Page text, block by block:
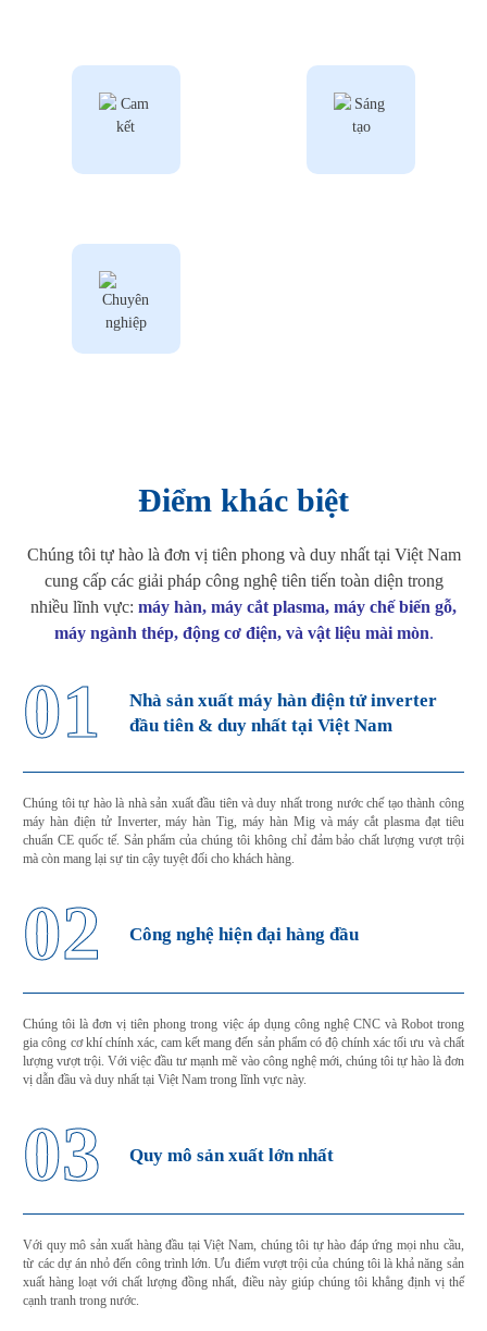
Điểm khác biệt
Chúng tôi tự hào là đơn vị tiên phong và duy nhất tại Việt Nam
cung cấp các giải pháp công nghệ tiên tiến toàn diện trong
nhiều lĩnh vực: máy hàn, máy cắt plasma, máy chế biến gỗ,
máy ngành thép, động cơ điện, và vật liệu mài mòn.
01
Nhà sản xuất máy hàn điện tử inverter
đầu tiên & duy nhất tại Việt Nam
Chúng tôi tự hào là nhà sản xuất đầu tiên và duy nhất trong nước chế tạo thành công
máy hàn điện tử Inverter, máy hàn Tig, máy hàn Mig và máy cắt plasma đạt tiêu
chuẩn CE quốc tế. Sản phẩm của chúng tôi không chỉ đảm bảo chất lượng vượt trội
mà còn mang lại sự tin cậy tuyệt đối cho khách hàng.
02 Công nghệ hiện đại hàng đầu
Chúng tôi là đơn vị tiên phong trong việc áp dụng công nghệ CNC và Robot trong
gia công cơ khí chính xác, cam kết mang đến sản phẩm có độ chính xác tối ưu và chất
lượng vượt trội. Với việc đầu tư mạnh mẽ vào công nghệ mới, chúng tôi tự hào là đơn
vị dẫn đầu và duy nhất tại Việt Nam trong lĩnh vực này.
03 Quy mô sản xuất lớn nhất
Với quy mô sản xuất hàng đầu tại Việt Nam, chúng tôi tự hào đáp ứng mọi nhu cầu,
từ các dự án nhỏ đến công trình lớn. Ưu điểm vượt trội của chúng tôi là khả năng sản
xuất hàng loạt với chất lượng đồng nhất, điều này giúp chúng tôi khẳng định vị thế
cạnh tranh trong nước.